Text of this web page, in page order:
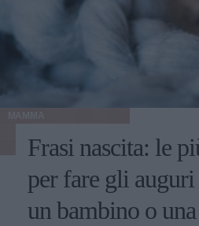
Frasi nascita: le
per fare gli auguri
un bambino o